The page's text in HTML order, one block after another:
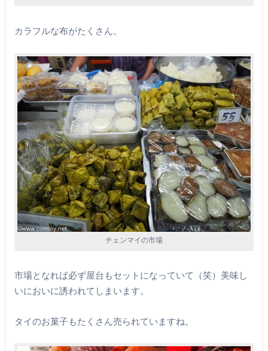
カラフルな布がたくさん。
チェンマイの市場
市場となれば必ず屋台もセットになっていて（笑）美味し
いにおいに誘われてしまいます。
タイのお菓子もたくさん売られていますね。